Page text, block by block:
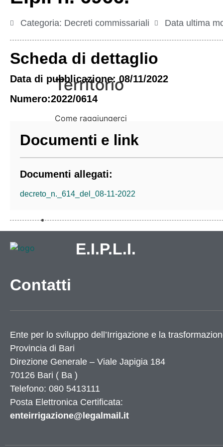
Vivere l’Ente
Territorio
Come raggiungerci
Informazioni
Utilità
Dati Istat
Numeri utili
Accessibilità
Mappa del sito
Elenco banner
Elenco partner
Categoria: Decreti commissariali Data ultima
Scheda di dettaglio
Data di pubblicazione: 08/11/2022
Numero:2022/0614
Documenti e link
Documenti allegati:
decreto_n._614_del_08-11-2022
E.I.P.L.I.
Contatti
Ente per lo sviluppo dell’Irrigazione e la
Provincia di Bari
Direzione Generale – Viale Japigia 184
70126 Bari ( Ba )
Telefono: 080 5413111
Posta Elettronica Certificata:
enteirrigazione@legalmail.it